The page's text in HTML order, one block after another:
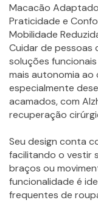
Macacão
Praticidade e
Mobilidade
Cuidar de pessoas
soluções
mais autonomia ao
especialmente
acamados, com
recuperação
Seu design conta
facilitando o vestir
braços ou
funcionalidade é
frequentes de